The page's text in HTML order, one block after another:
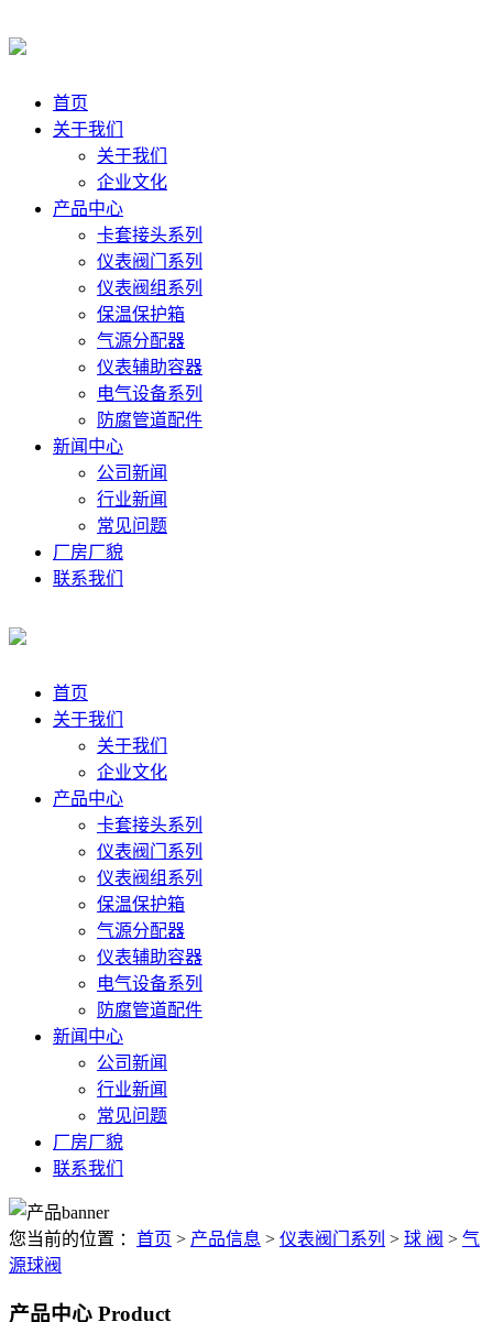
首页
关于我们
关于我们
企业文化
产品中心
卡套接头系列
仪表阀门系列
仪表阀组系列
保温保护箱
气源分配器
仪表辅助容器
电气设备系列
防腐管道配件
新闻中心
公司新闻
行业新闻
常见问题
厂房厂貌
联系我们
首页
关于我们
关于我们
企业文化
产品中心
卡套接头系列
仪表阀门系列
仪表阀组系列
保温保护箱
气源分配器
仪表辅助容器
电气设备系列
防腐管道配件
新闻中心
公司新闻
行业新闻
常见问题
厂房厂貌
联系我们
您当前的位置 ： 首页 > 产品信息 > 仪表阀门系列 > 球 阀 > 气
源球阀
产品中心 Product